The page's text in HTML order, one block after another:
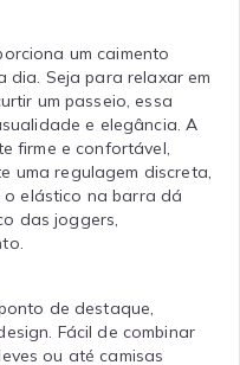
um caimento
dia. Seja para relaxar em
um passeio, essa
e elegância. A
firme e confortável,
uma regulagem discreta,
o elástico na barra dá
das joggers,
de destaque,
Fácil de combinar
ou até camisas